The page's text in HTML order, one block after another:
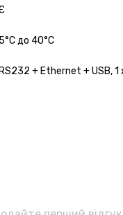
5°C до 40°C
RS232 + Ethernet + USB, 1